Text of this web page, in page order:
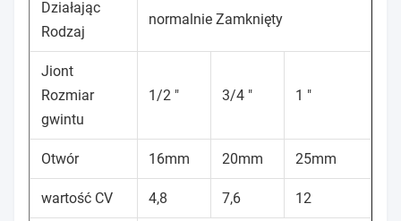
Działając
Rodzaj
normalnie Zamknięty
Jiont
Rozmiar
gwintu
1/2 " 3/4 " 1 "
Otwór 16mm 20mm 25mm
wartość CV 4,8 7,6 12